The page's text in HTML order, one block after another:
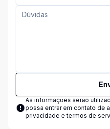
As informações serão
possa entrar em contato de
privacidade e termos de